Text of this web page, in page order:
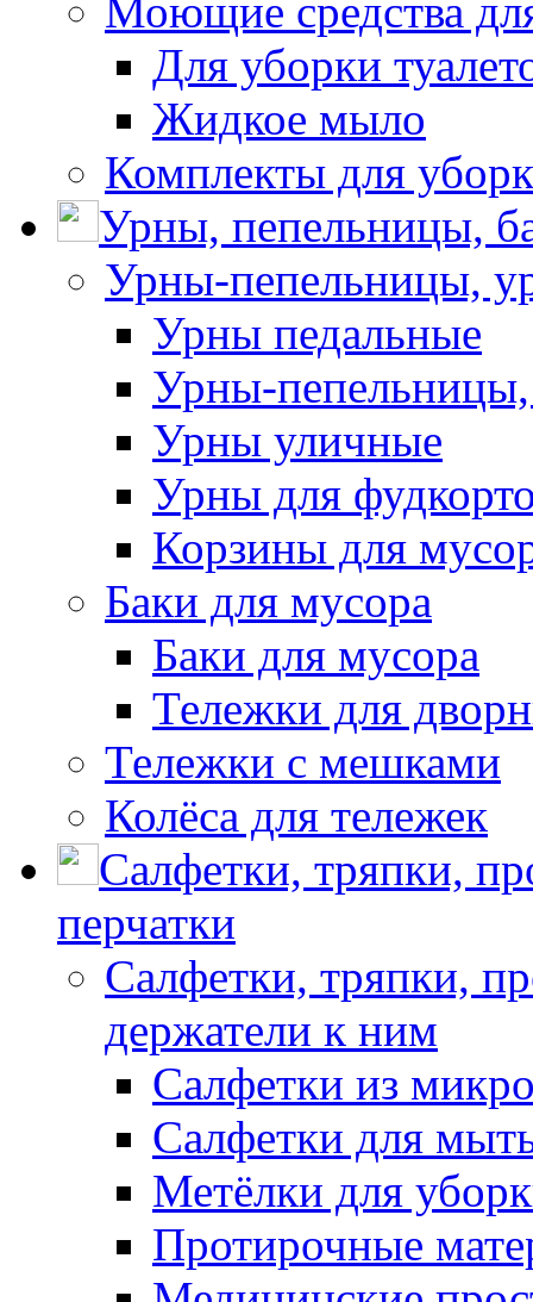
Моющие средства
Для уборки
Жидкое мыло
Комплекты для
Урны, пепельницы,
Урны-пепельницы,
Урны педальные
Урны-
Урны уличные
Урны для
Корзины для
Баки для мусора
Баки для мусора
Тележки для
Тележки с мешками
Колёса для тележек
Салфетки, тряпки,
перчатки
Салфетки, тряпки,
держатели к ним
Салфетки из
Салфетки для
Метёлки для
Протирочные